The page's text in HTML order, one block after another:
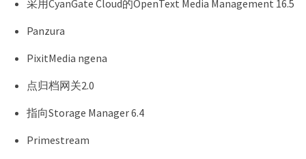
采用CyanGate Cloud的OpenText Media Management 16.5
Panzura
PixitMedia ngena
点归档网关2.0
指向Storage Manager 6.4
Primestream